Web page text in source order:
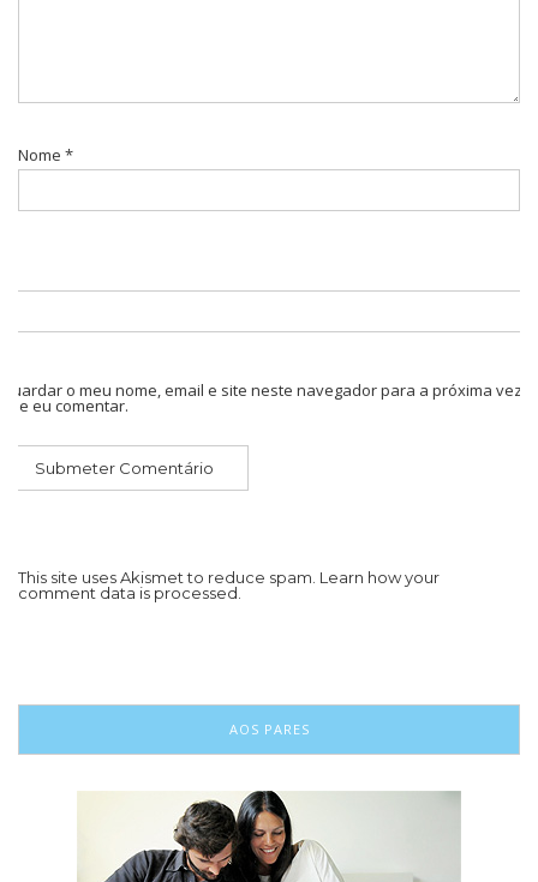
Nome *
Guardar o meu nome, email e site neste navegador para a próxima vez
que eu comentar.
This site uses Akismet to reduce spam. Learn how your
comment data is processed.
AOS PARES